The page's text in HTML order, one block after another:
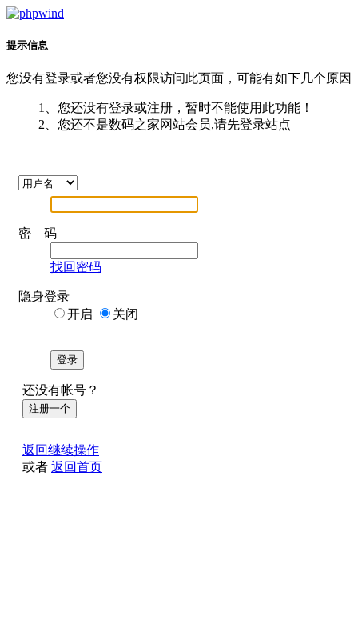
提示信息
您没有登录或者您没有权限访问此页面，可能有如下几个原因
1、您还没有登录或注册，暂时不能使用此功能！
2、您还不是数码之家网站会员,请先登录站点
密 码
找回密码
隐身登录
开启
关闭
登录
还没有帐号？
注册一个
返回继续操作
或者 返回首页